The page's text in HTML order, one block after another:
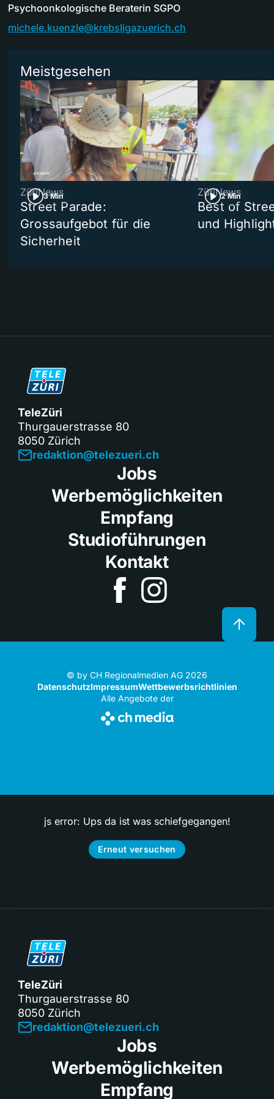
Psychoonkologische Beraterin SGPO
michele.kuenzle@krebsligazuerich.ch
Meistgesehen
3 Min
ZüriNews
Street Parade:
Grossaufgebot für die
Sicherheit
2 Min
ZüriNews
Best of
und
TeleZüri
Thurgauerstrasse 80
8050 Zürich
redaktion@telezueri.ch
Jobs
Werbemöglichkeiten
Empfang
Studioführungen
Kontakt
© by CH Regionalmedien AG 2026
DatenschutzImpressumWettbewerbsrichtlinien
Alle Angebote der
js error: Ups da ist was schiefgegangen!
Erneut versuchen
TeleZüri
Thurgauerstrasse 80
8050 Zürich
redaktion@telezueri.ch
Jobs
Werbemöglichkeiten
Empfang